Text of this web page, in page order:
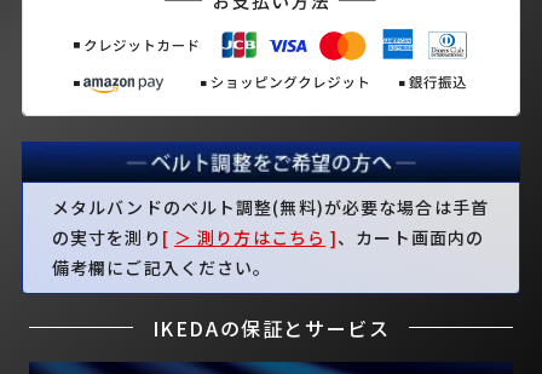
メタルバンドのベルト調整(無料)が必要な場合は手首
の実寸を測り [ ＞ 測り方はこちら ]、カート画面内の
備考欄にご記入ください。
IKEDAの保証とサービス